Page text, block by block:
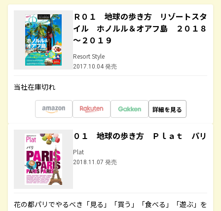
Ｒ０１ 地球の歩き方 リゾートスタ
イル ホノルル＆オアフ島 ２０１８
～２０１９
Resort Style
2017.10.04 発売
当社在庫切れ
詳細を見る
０１ 地球の歩き方 Ｐｌａｔ パリ
Plat
2018.11.07 発売
花の都パリでやるべき「見る」「買う」「食べる」「遊ぶ」を